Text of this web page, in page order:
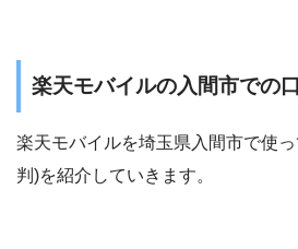
楽天モバイルの入間市での
楽天モバイルを埼玉県入間市で使
判)を紹介していきます。